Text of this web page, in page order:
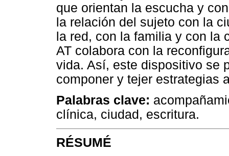
que orientan la escucha y
la relación del sujeto con la
la red, con la familia y con la
AT colabora con la
vida. Así, este dispositivo se
componer y tejer estrategias
Palabras clave:
clínica, ciudad, escritura.
RÉSUMÉ